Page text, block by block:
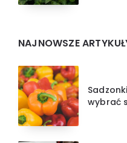
NAJNOWSZE
wybrać